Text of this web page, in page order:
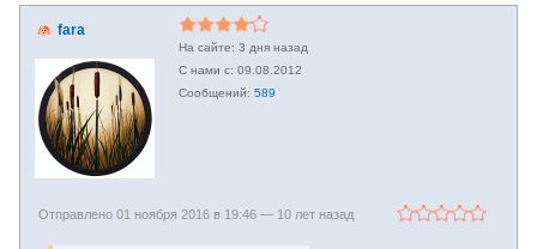
fara
3 дня назад
09.08.2012
589
Отправлено 01 ноября 2016 в 19:46 — 10 лет назад